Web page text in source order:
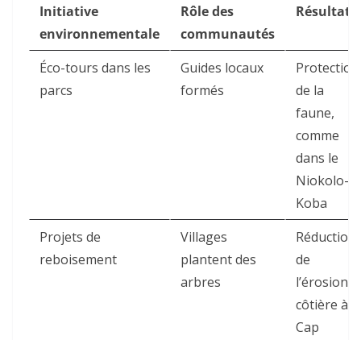
Initiative
environnementale
Rôle des
communautés
Résultat
Éco-tours dans les
parcs
Guides locaux
formés
Protection
de la
faune,
comme
dans le
Niokolo-
Koba
Projets de
reboisement
Villages
plantent des
arbres
Réduction
de
l’érosion
côtière à
Cap